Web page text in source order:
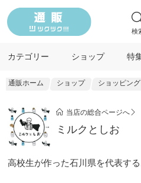
検
カテゴリー ショップ 特
通販ホーム ショップ ショッピング
当店の総合ページへ
ミルクとしお
高校生が作った石川県を代表す